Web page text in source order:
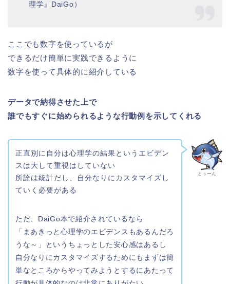
理学』DaiGo）
ここでも数字を使っているが
できるだけ簡単に実践できるように
数字を使って具体的に紹介している
データで納得させた上で
誰でもすぐに始められるような行動例を示してくれる
とぅーん
正直別に自分は心理学の結果というエビデン
スは大して重視はしていない
所詮は統計だし、自分なりにカスタマイズし
ていく必要がある
ただ、DaiGo本で紹介されているなら
「まあきっと心理学のエビデンスもあるんだろ
うな～」というちょっとした安心感はあるし
自分なりにカスタマイズするためにもまずは簡
単なところからやってみようとするにあたって